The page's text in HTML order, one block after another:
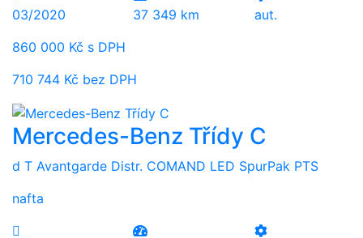
03/2020 37 349 km
aut.
860 000 Kč s DPH
710 744 Kč bez DPH
Mercedes-Benz Třídy C
d T Avantgarde Distr. COMAND LED SpurPak PTS
nafta